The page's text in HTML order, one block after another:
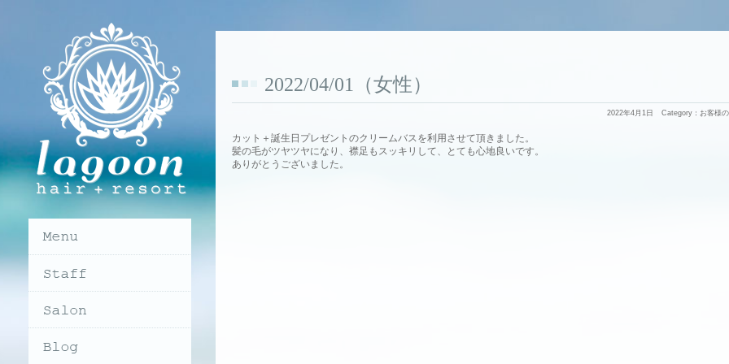
2022/04/01（女性）
2022年4月1日 Category： お客様
カット＋誕生日プレゼントのクリームバスを利用させて頂きました。
髪の毛がツヤツヤになり、襟足もスッキリして、とても心地良いです。
ありがとうございました。